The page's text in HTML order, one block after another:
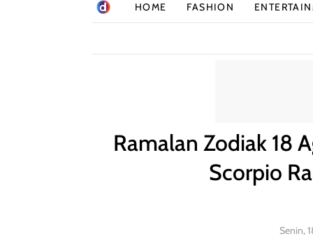
HOME FASHION
Ramalan Zodiak 18
Scorpio
Senin,